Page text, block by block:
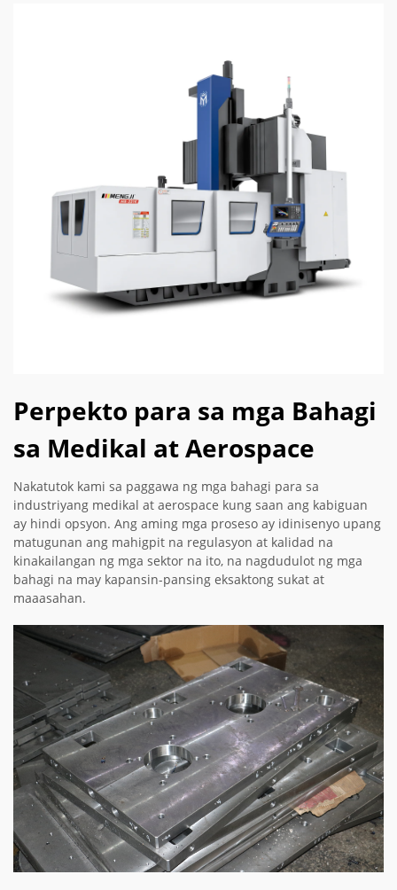
Perpekto para sa mga Bahagi
sa Medikal at Aerospace
Nakatutok kami sa paggawa ng mga bahagi para sa
industriyang medikal at aerospace kung saan ang kabiguan
ay hindi opsyon. Ang aming mga proseso ay idinisenyo upang
matugunan ang mahigpit na regulasyon at kalidad na
kinakailangan ng mga sektor na ito, na nagdudulot ng mga
bahagi na may kapansin-pansing eksaktong sukat at
maaasahan.